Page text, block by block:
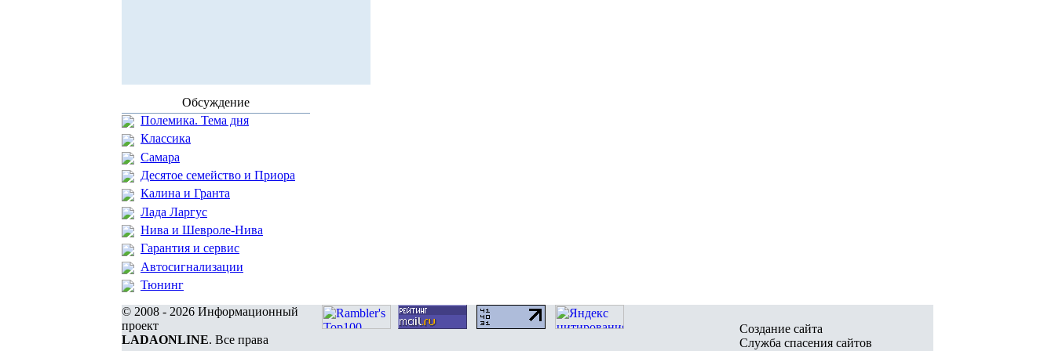
Обсуждение
Полемика. Тема дня
Классика
Самара
Десятое семейство и Приора
Калина и Гранта
Лада Ларгус
Нива и Шевроле-Нива
Гарантия и сервис
Автосигнализации
Тюнинг
© 2008 - 2026 Информационный
проект
LADAONLINE. Все права
Создание сайта
Служба спасения сайтов